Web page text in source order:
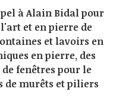
à Alain Bidal pour
et en pierre de
et lavoirs en
en pierre, des
fenêtres pour le
de murêts et piliers